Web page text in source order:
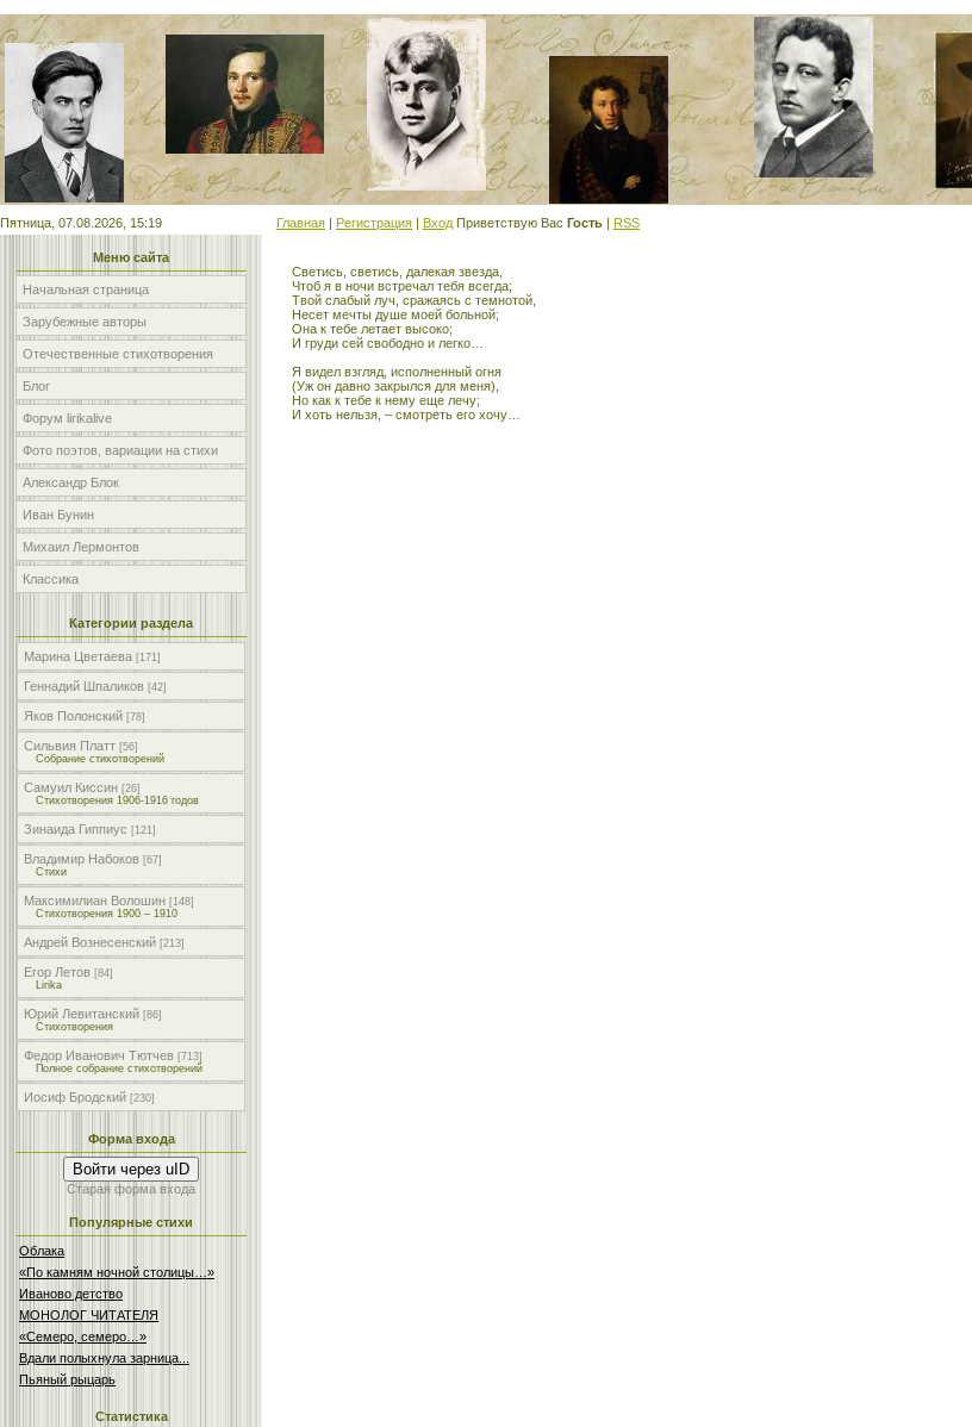
Пятница, 07.08.2026, 15:19 Главная | Регистрация | Вход Приветствую Вас Гость | RSS
Меню сайта
Начальная страница
Зарубежные авторы
Отечественные стихотворения
Блог
Форум lirikalive
Фото поэтов, вариации на стихи
Александр Блок
Иван Бунин
Михаил Лермонтов
Классика
Категории раздела
Марина Цветаева [171]
Геннадий Шпаликов [42]
Яков Полонский [78]
Сильвия Платт [56]
Собрание стихотворений
Самуил Киссин [26]
Стихотворения 1906-1916 годов
Зинаида Гиппиус [121]
Владимир Набоков [67]
Стихи
Максимилиан Волошин [148]
Стихотворения 1900 – 1910
Андрей Вознесенский [213]
Егор Летов [84]
Lirika
Юрий Левитанский [86]
Стихотворения
Федор Иванович Тютчев [713]
Полное собрание стихотворений
Иосиф Бродский [230]
Форма входа
Войти через uID
Старая форма входа
Популярные стихи
Облака
«По камням ночной столицы…»
Иваново детство
МОНОЛОГ ЧИТАТЕЛЯ
«Семеро, семеро…»
Вдали полыхнула зарница...
Пьяный рыцарь
Статистика
Светись, светись, далекая звезда,
Чтоб я в ночи встречал тебя всегда;
Твой слабый луч, сражаясь с темнотой,
Несет мечты душе моей больной;
Она к тебе летает высоко;
И груди сей свободно и легко…
Я видел взгляд, исполненный огня
(Уж он давно закрылся для меня),
Но как к тебе к нему еще лечу;
И хоть нельзя, – смотреть его хочу…